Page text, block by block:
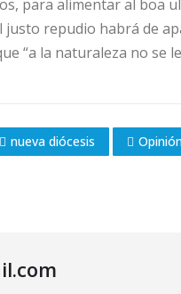
para alimentar al boa
repudio habrá de
“a la naturaleza no se
nueva diócesis